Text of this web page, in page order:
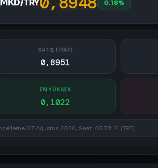
MKD/TRY 0.18%
SATIŞ FİYATI
0,8951
EN YÜKSEK
0,1022
07 Ağustos 2026, Saat: 05:39:21 (TRT)